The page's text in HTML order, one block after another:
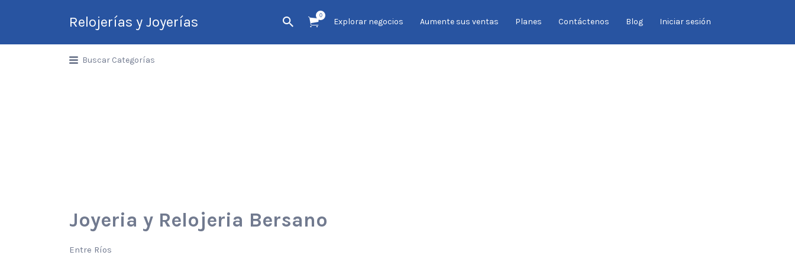
Relojerías y Joyerías
Guía de Relojerías y
0
Explorar negocios Aumente sus ventas Planes Contáctenos Blog Iniciar sesión
por:
Buscar Categorías
Joyeria y Relojeria Bersano
Entre Ríos